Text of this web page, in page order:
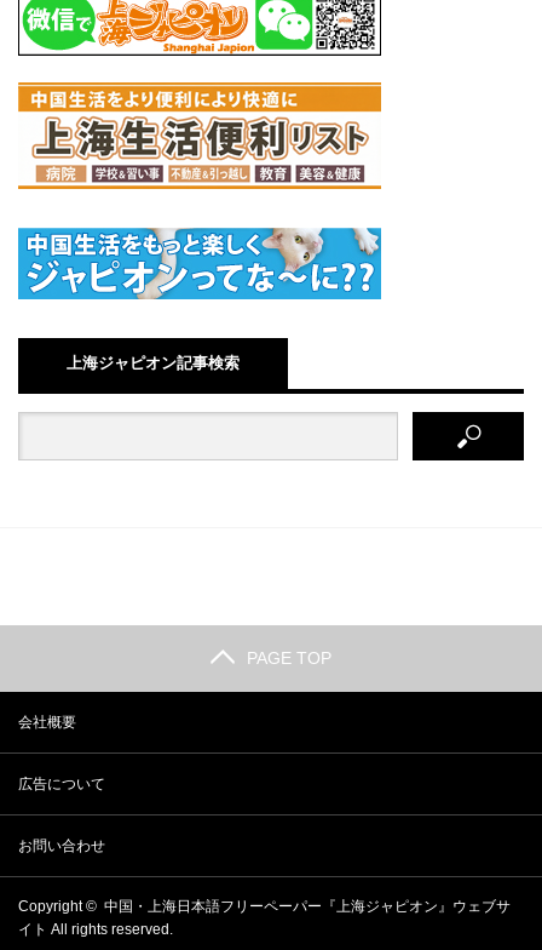
上海ジャピオン記事検索
PAGE TOP
会社概要
広告について
お問い合わせ
Copyright © 中国・上海日本語フリーペーパー『上海ジャピオン』ウェブサ
イト All rights reserved.